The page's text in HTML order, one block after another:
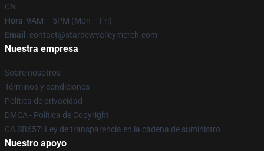
CN
Hora: 9AM – 5PM (Mon – Fri)
Email : contact@stardewvalleymerch.com
Nuestra empresa
Sobre nosotros
Términos y condiciones
Política de privacidad
DMCA - Política de Copyright
CA SB657: Ley de transparencia en la cadena de suministro
Nuestro apoyo